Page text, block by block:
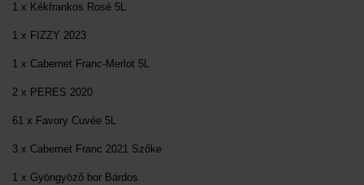
1 x Kékfrankos Rosé 5L
1 x FIZZY 2023
1 x Cabernet Franc-Merlot 5L
2 x PERES 2020
61 x Favory Cuvée 5L
3 x Cabernet Franc 2021 Szőke
1 x Gyöngyöző bor Bárdos